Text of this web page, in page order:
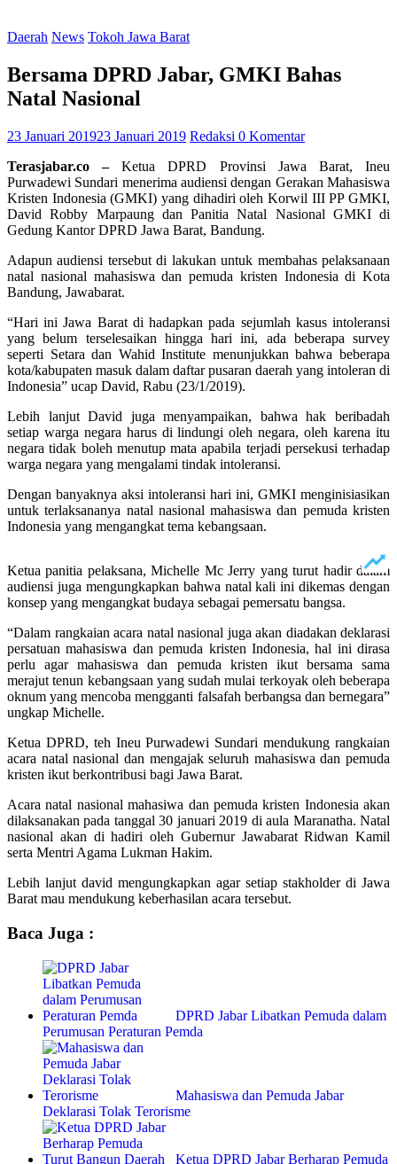
Daerah News Tokoh Jawa Barat
Bersama DPRD Jabar, GMKI Bahas
Natal Nasional
23 Januari 201923 Januari 2019 Redaksi 0 Komentar
Terasjabar.co –Ketua DPRD Provinsi Jawa Barat, Ineu
Purwadewi Sundari menerima audiensi dengan Gerakan Mahasiswa
Kristen Indonesia (GMKI) yang dihadiri oleh Korwil III PP GMKI,
David Robby Marpaung dan Panitia Natal Nasional GMKI di
Gedung Kantor DPRD Jawa Barat, Bandung.
Adapun audiensi tersebut di lakukan untuk membahas pelaksanaan
natal nasional mahasiswa dan pemuda kristen Indonesia di Kota
Bandung, Jawabarat.
“Hari ini Jawa Barat di hadapkan pada sejumlah kasus intoleransi
yang belum terselesaikan hingga hari ini, ada beberapa survey
seperti Setara dan Wahid Institute menunjukkan bahwa beberapa
kota/kabupaten masuk dalam daftar pusaran daerah yang intoleran di
Indonesia” ucap David, Rabu (23/1/2019).
Lebih lanjut David juga menyampaikan, bahwa hak beribadah
setiap warga negara harus di lindungi oleh negara, oleh karena itu
negara tidak boleh menutup mata apabila terjadi persekusi terhadap
warga negara yang mengalami tindak intoleransi.
Dengan banyaknya aksi intoleransi hari ini, GMKI menginisiasikan
untuk terlaksananya natal nasional mahasiswa dan pemuda kristen
Indonesia yang mengangkat tema kebangsaan.
Ketua panitia pelaksana, Michelle Mc Jerry yang turut hadir dalam
audiensi juga mengungkapkan bahwa natal kali ini dikemas dengan
konsep yang mengangkat budaya sebagai pemersatu bangsa.
“Dalam rangkaian acara natal nasional juga akan diadakan deklarasi
persatuan mahasiswa dan pemuda kristen Indonesia, hal ini dirasa
perlu agar mahasiswa dan pemuda kristen ikut bersama sama
merajut tenun kebangsaan yang sudah mulai terkoyak oleh beberapa
oknum yang mencoba mengganti falsafah berbangsa dan bernegara”
ungkap Michelle.
Ketua DPRD, teh Ineu Purwadewi Sundari mendukung rangkaian
acara natal nasional dan mengajak seluruh mahasiswa dan pemuda
kristen ikut berkontribusi bagi Jawa Barat.
Acara natal nasional mahasiwa dan pemuda kristen Indonesia akan
dilaksanakan pada tanggal 30 januari 2019 di aula Maranatha. Natal
nasional akan di hadiri oleh Gubernur Jawabarat Ridwan Kamil
serta Mentri Agama Lukman Hakim.
Lebih lanjut david mengungkapkan agar setiap stakholder di Jawa
Barat mau mendukung keberhasilan acara tersebut.
Baca Juga :
DPRD Jabar Libatkan Pemuda dalam
Perumusan Peraturan Pemda
Mahasiswa dan Pemuda Jabar
Deklarasi Tolak Terorisme
Ketua DPRD Jabar Berharap Pemuda